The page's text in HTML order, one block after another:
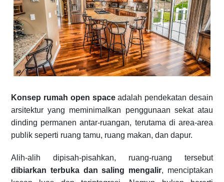
Konsep rumah open spaceadalah pendekatan desain
arsitektur yang meminimalkan penggunaan sekat atau
dinding permanen antar-ruangan, terutama di area-area
publik seperti ruang tamu, ruang makan, dan dapur.
Alih-alih dipisah-pisahkan, ruang-ruang tersebut
dibiarkan terbuka dan saling mengalir, menciptakan